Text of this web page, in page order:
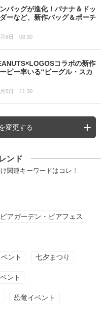
バッグが進化！バナナ＆ドッ
ーなど、新作バッグ＆ポーチ
月6日 08:30
コラボの新作
ピー率いる“ビーグル・スカ
月5日 11:30
変更する
ンド
関連キーワードはコレ！
ビアガーデン・ビアフェス
ント 七夕まつり
ント
恐竜イベント